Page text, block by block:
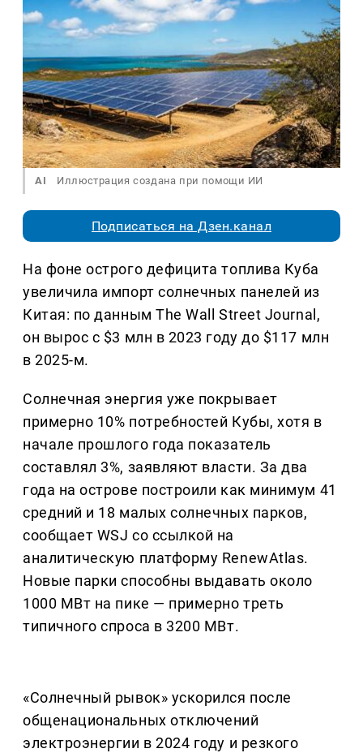
AI Иллюстрация создана при помощи ИИ
Подписаться на Дзен.канал
На фоне острого дефицита топлива Куба
увеличила импорт солнечных панелей из
Китая: по данным The Wall Street Journal,
он вырос с $3 млн в 2023 году до $117 млн
в 2025-м.
Солнечная энергия уже покрывает
примерно 10% потребностей Кубы, хотя в
начале прошлого года показатель
составлял 3%, заявляют власти. За два
года на острове построили как минимум 41
средний и 18 малых солнечных парков,
сообщает WSJ со ссылкой на
аналитическую платформу RenewAtlas.
Новые парки способны выдавать около
1000 МВт на пике — примерно треть
типичного спроса в 3200 МВт.
«Солнечный рывок» ускорился после
общенациональных отключений
электроэнергии в 2024 году и резкого